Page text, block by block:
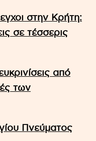
στην Κρήτη:
σε τέσσερις
από
των
Πνεύματος